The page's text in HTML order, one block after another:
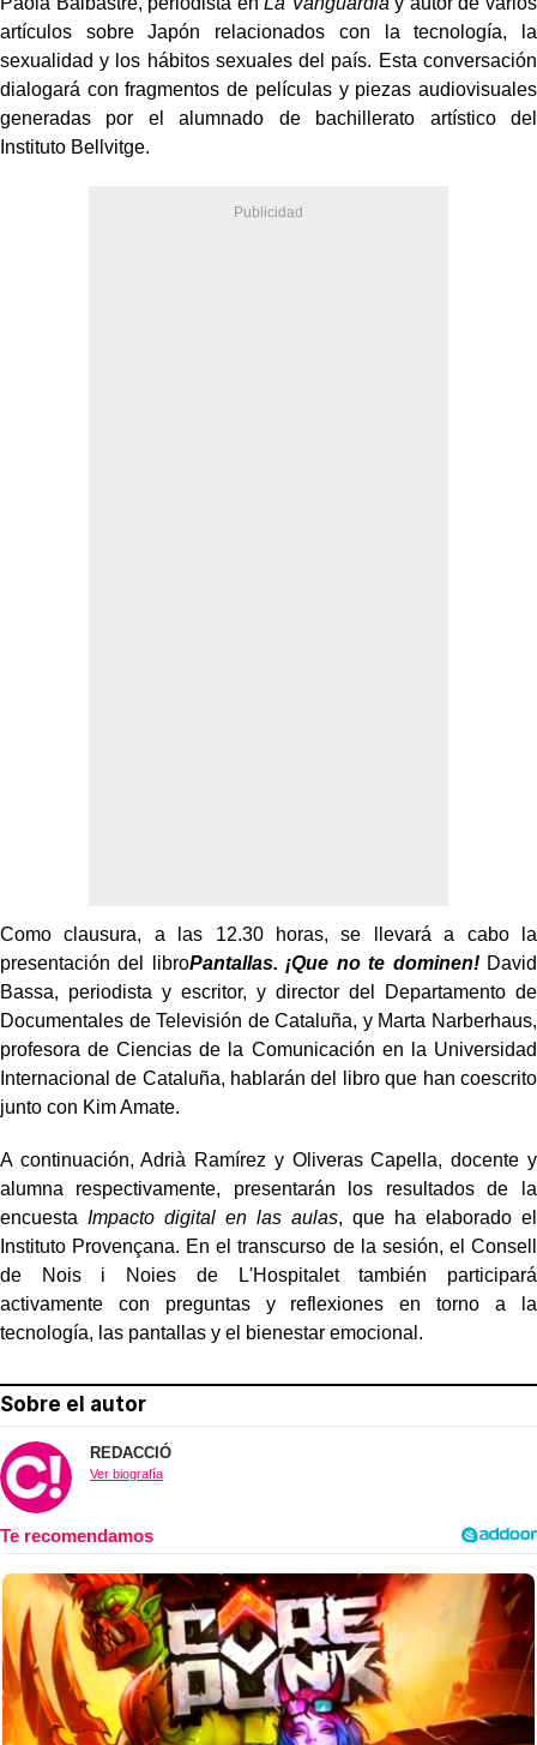
artículos sobre Japón relacionados con la tecnología, la
sexualidad y los hábitos sexuales del país. Esta conversación
dialogará con fragmentos de películas y piezas audiovisuales
generadas por el alumnado de bachillerato artístico del
Instituto Bellvitge.
Como clausura, a las 12.30 horas, se llevará a cabo la
presentación del libroPantallas. ¡Que no te dominen! David
Bassa, periodista y escritor, y director del Departamento de
Documentales de Televisión de Cataluña, y Marta Narberhaus,
profesora de Ciencias de la Comunicación en la Universidad
Internacional de Cataluña, hablarán del libro que han coescrito
junto con Kim Amate.
A continuación, Adrià Ramírez y Oliveras Capella, docente y
alumna respectivamente, presentarán los resultados de la
encuesta Impacto digital en las aulas, que ha elaborado el
Instituto Provençana. En el transcurso de la sesión, el Consell
de Nois i Noies de L'Hospitalet también participará
activamente con preguntas y reflexiones en torno a la
tecnología, las pantallas y el bienestar emocional.
Sobre el autor
REDACCIÓ
Ver biografía